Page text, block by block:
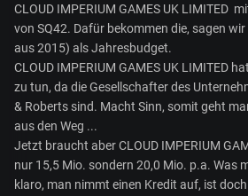
CLOUD IMPERIUM GAMES UK LIMITED
von SQ42. Dafür bekommen die, sagen
aus 2015) als Jahresbudget.
CLOUD IMPERIUM GAMES UK LIMITED
zu tun, da die Gesellschafter des
& Roberts sind. Macht Sinn, somit geht
aus den Weg ...
Jetzt braucht aber CLOUD IMPERIUM
nur 15,5 Mio. sondern 20,0 Mio. p.a. Was
klaro, man nimmt einen Kredit auf, ist